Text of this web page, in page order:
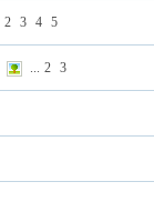
2 3 4 5
... 2 3